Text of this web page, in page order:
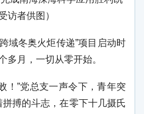
访者供图）
域冬奥火炬传递”项目启动时
多月，一切从零开始。
！”党总支一声令下，青年突
搏的斗志，在零下十几摄氏